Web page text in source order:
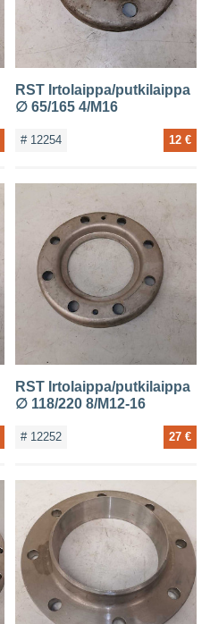
RST Irtolaippa/putkilaippa
∅ 65/165 4/M16
# 12254 12 €
RST Irtolaippa/putkilaippa
∅ 118/220 8/M12-16
# 12252 27 €